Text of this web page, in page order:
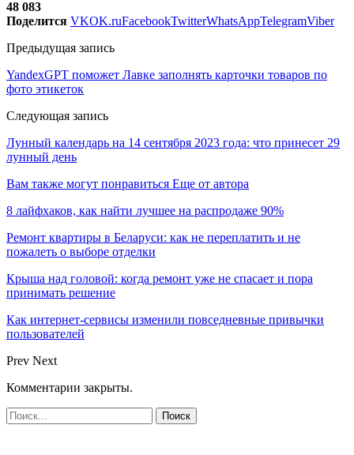
48 083
Поделится VKOK.ruFacebookTwitterWhatsAppTelegramViber
Предыдущая запись
YandexGPT поможет Лавке заполнять карточки товаров по
фото этикеток
Следующая запись
Лунный календарь на 14 сентября 2023 года: что принесет 29
лунный день
Вам также могут понравиться Еще от автора
8 лайфхаков, как найти лучшее на распродаже 90%
Ремонт квартиры в Беларуси: как не переплатить и не
пожалеть о выборе отделки
Крыша над головой: когда ремонт уже не спасает и пора
принимать решение
Как интернет-сервисы изменили повседневные привычки
пользователей
Prev Next
Комментарии закрыты.